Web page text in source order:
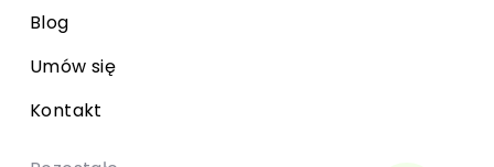
Blog
Umów się
Kontakt